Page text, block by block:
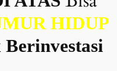
HIDUP
Berinvestasi